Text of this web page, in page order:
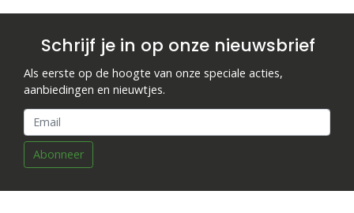
Schrijf je in op onze nieuwsbrief
Als eerste op de hoogte van onze speciale acties,
aanbiedingen en nieuwtjes.
Abonneer